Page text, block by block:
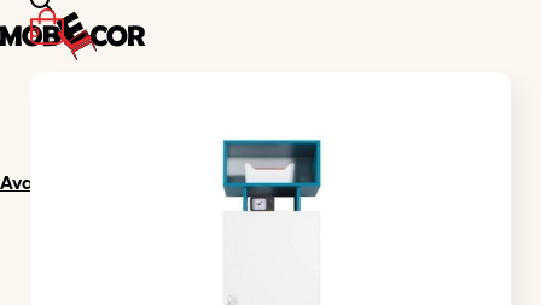
0
Avaleht